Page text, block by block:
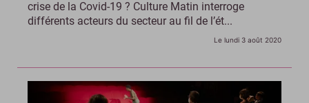
crise de la Covid-19 ? Culture Matin interroge
différents acteurs du secteur au fil de l’ét...
Le lundi 3 août 2020